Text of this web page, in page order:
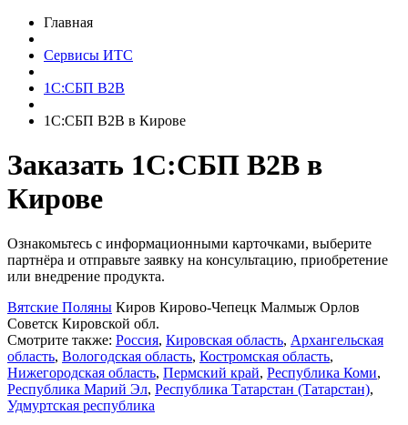
Главная
Сервисы ИТС
1С:СБП B2B
1С:СБП B2B в Кирове
Заказать 1С:СБП B2B в
Кирове
Ознакомьтесь с информационными карточками, выберите
партнёра и отправьте заявку на консультацию, приобретение
или внедрение продукта.
Вятские Поляны Киров Кирово-Чепецк Малмыж Орлов
Советск Кировской обл.
Смотрите также: Россия, Кировская область, Архангельская
область, Вологодская область, Костромская область,
Нижегородская область, Пермский край, Республика Коми,
Республика Марий Эл, Республика Татарстан (Татарстан),
Удмуртская республика